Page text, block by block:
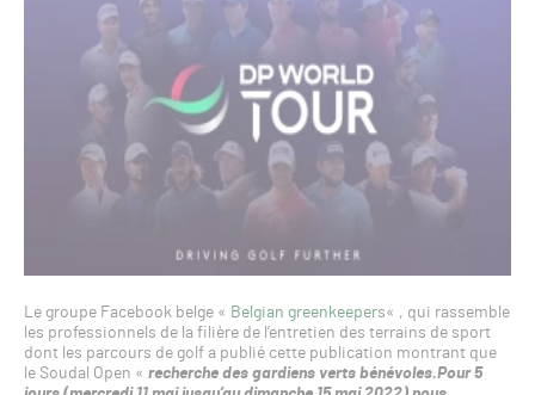
Le groupe Facebook belge « Belgian greenkeepers« , qui rassemble
les professionnels de la filière de l’entretien des terrains de sport
dont les parcours de golf a publié cette publication montrant que
le Soudal Open « recherche des gardiens verts bénévoles.Pour 5